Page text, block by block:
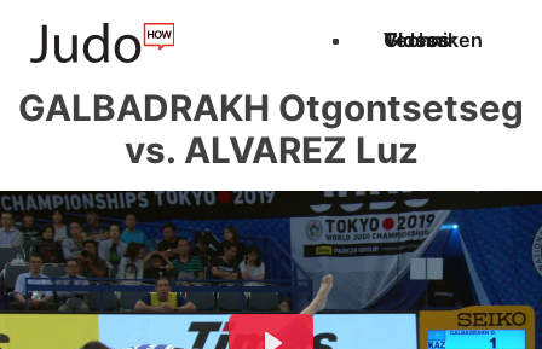
Techniken
Videos
Glossar
GALBADRAKH Otgontsetseg
vs. ALVAREZ Luz